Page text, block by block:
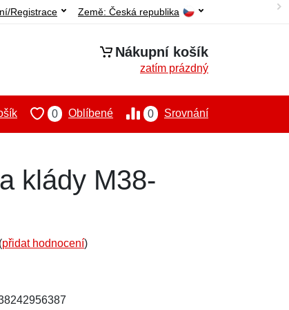
Země: Česká republika
Registrace
Nákupní košík
zatím prázdný
0 Srovnání
0 Oblíbené
klády M38-
přidat hodnocení)